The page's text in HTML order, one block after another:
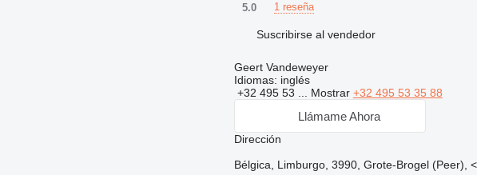
5.0 1 reseña
Suscribirse al vendedor
Geert Vandeweyer
Idiomas: inglés
+32 495 53 ... Mostrar +32 495 53 35 88
Llámame Ahora
Dirección
Bélgica, Limburgo, 3990, Grote-Brogel (Peer),